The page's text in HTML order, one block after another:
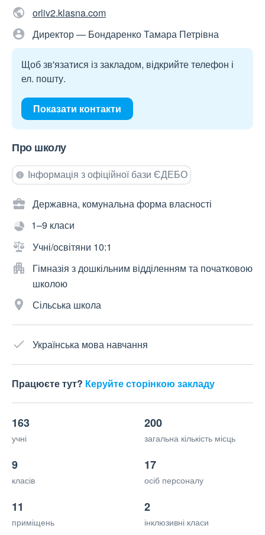
orliv2.klasna.com
Директор — Бондаренко Тамара Петрівна
Щоб зв'язатися із закладом, відкрийте телефон і
ел. пошту.
Показати контакти
Про школу
Інформація з офіційної бази ЄДЕБО
Державна, комунальна форма власності
1–9 класи
Учні/освітяни 10:1
Гімназія з дошкільним відділенням та початковою
школою
Сільська школа
Українська мова навчання
Працюєте тут? Керуйте сторінкою закладу
163
учні
200
загальна кількість місць
9
класів
17
осіб персоналу
11
приміщень
2
інклюзивні класи